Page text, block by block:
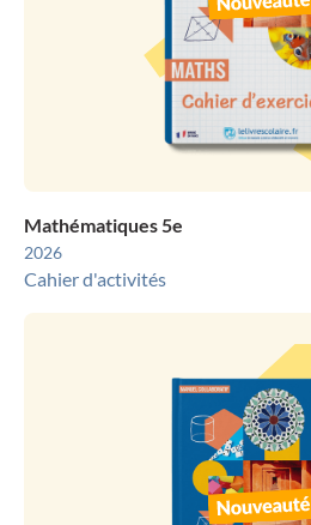
Mathématiques 5e
2026
Cahier d'activités